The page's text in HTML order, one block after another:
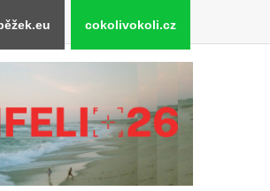
cokolivokoli.cz